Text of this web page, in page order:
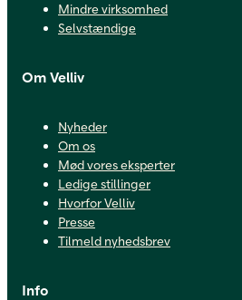
Mindre virksomhed
Selvstændige
Om Velliv
Nyheder
Om os
Mød vores eksperter
Ledige stillinger
Hvorfor Velliv
Presse
Tilmeld nyhedsbrev
Info